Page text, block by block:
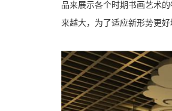
品来展示各个时期书画艺术
来越大，为了适应新形势更